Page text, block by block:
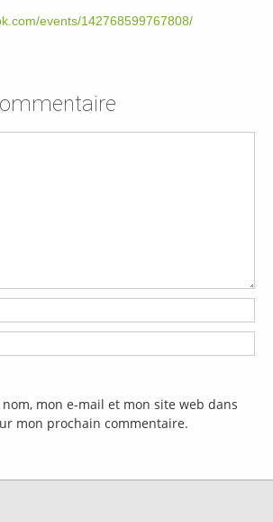
events/142768599767808/
mon e-mail et mon site web dans
mon prochain commentaire.